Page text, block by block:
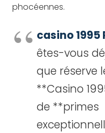
phocéennes.
casino 1995
êtes-vous
que réserve
**Casino
de **primes